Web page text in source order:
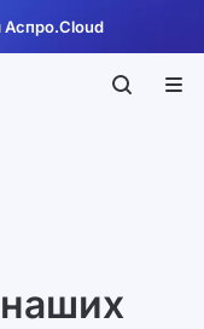
Аспро.Cloud